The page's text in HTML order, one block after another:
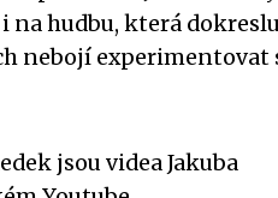
na hudbu, která
nebojí experimentovat
jsou videa Jakuba